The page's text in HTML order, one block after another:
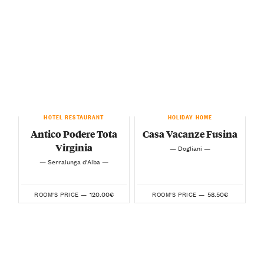
HOTEL RESTAURANT
Antico Podere Tota
Virginia
— Serralunga d’Alba —
ROOM'S PRICE — 120.00€
HOLIDAY HOME
Casa Vacanze Fusina
— Dogliani —
ROOM'S PRICE — 58.50€